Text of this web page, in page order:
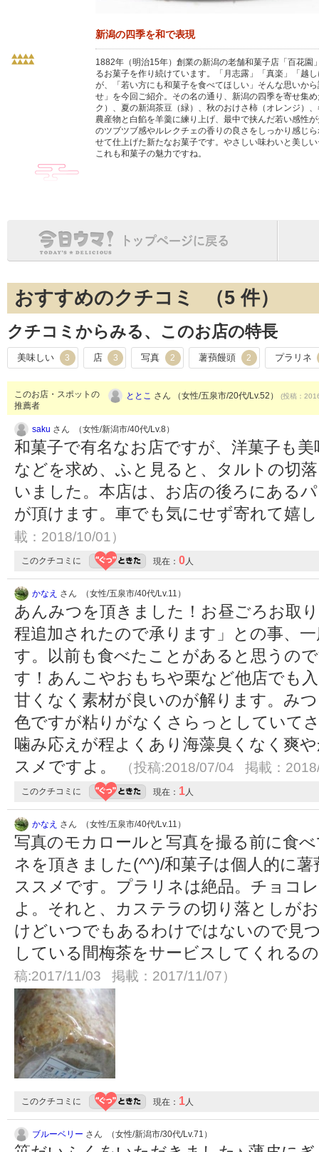
新潟の四季を和で表現
1882年（明治15年）創業の新潟の老舗和菓子店「百花園
るお菓子を作り続けています。「月志露」「真楽」「越
が、「若い方にも和菓子を食べてほしい」そんな思いか
せ」を今回ご紹介。その名の通り、新潟の四季を寄せ集
ク）、夏の新潟茶豆（緑）、秋のおけさ柿（オレンジ）
農産物と白餡を羊羹に練り上げ、最中で挟んだ若い感性
のツブツブ感やルレクチェの香りの良さをしっかり感じ
せて仕上げた新たなお菓子です。やさしい味わいと美し
これも和菓子の魅力ですね。
おすすめのクチコミ （5 件）
クチコミからみる、このお店の特長
美味しい 3 店 3 写真 2 薯蕷饅頭 2 プラリネ
このお店・スポットの
推薦者
ととこ さん （女性/五泉市/20代/Lv.52） (投稿：
saku さん （女性/新潟市/40代/Lv.8）
和菓子で有名なお店ですが、洋菓子も
などを求め、ふと見ると、タルトの切
いました。本店は、お店の後ろにある
が頂けます。車でも気にせず寄れて嬉
載：2018/10/01）
このクチコミに 現在： 0 人
かなえ さん （女性/五泉市/40代/Lv.11）
あんみつを頂きました！お昼ごろお取
程追加されたので承ります」との事、
す。以前も食べたことがあると思うの
す！あんこやおもちや栗など他店でも
甘くなく素材が良いのが解ります。み
色ですが粘りがなくさらっとしていて
噛み応えが程よくあり海藻臭くなく爽
スメですよ。
（投稿:2018/07/04 掲載：
このクチコミに 現在： 1 人
かなえ さん （女性/五泉市/40代/Lv.11）
写真のモカロールと写真を撮る前に食
ネを頂きました(^^)/和菓子は個人的に
ススメです。プラリネは絶品。チョコ
よ。それと、カステラの切り落としが
けどいつでもあるわけではないので見
している間梅茶をサービスしてくれる
稿:2017/11/03 掲載：2017/11/07）
このクチコミに 現在： 1 人
ブルーベリー さん （女性/新潟市/30代/Lv.71）